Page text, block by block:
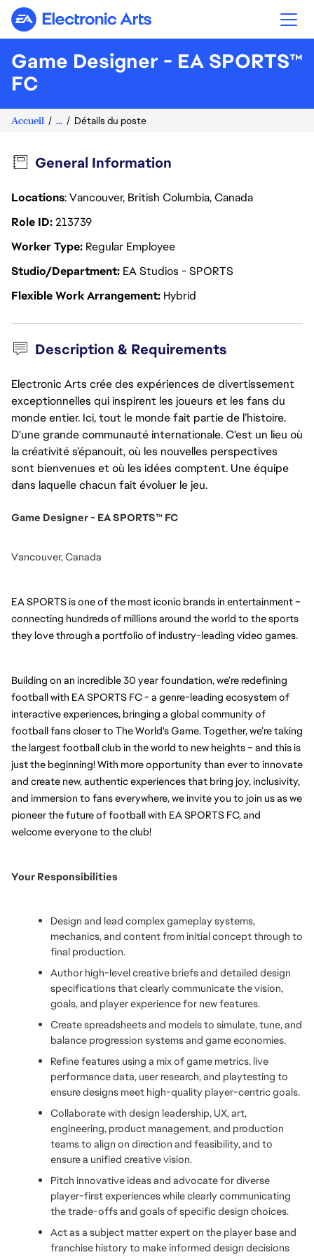
Electronic Arts
Game Designer - EA SPORTS™
FC
Accueil ... Détails du poste
General Information
Locations: Vancouver, British Columbia, Canada
Role ID213739
Worker Type Regular Employee
Studio/Department EA Studios - SPORTS
Flexible Work Arrangement Hybrid
Description & Requirements
Electronic Arts crée des expériences de divertissement
exceptionnelles qui inspirent les joueurs et les fans du
monde entier. Ici, tout le monde fait partie de l’histoire.
D'une grande communauté internationale. C'est un lieu où
la créativité s’épanouit, où les nouvelles perspectives
sont bienvenues et où les idées comptent. Une équipe
dans laquelle chacun fait évoluer le jeu.
Game Designer - EA SPORTS™ FC
Vancouver, Canada
EA SPORTS is one of the most iconic brands in entertainment –
connecting hundreds of millions around the world to the sports
they love through a portfolio of industry-leading video games.
Building on an incredible 30 year foundation, we’re redefining
football with EA SPORTS FC - a genre-leading ecosystem of
interactive experiences, bringing a global community of
football fans closer to The World's Game. Together, we’re taking
the largest football club in the world to new heights – and this is
just the beginning! With more opportunity than ever to innovate
and create new, authentic experiences that bring joy, inclusivity,
and immersion to fans everywhere, we invite you to join us as we
pioneer the future of football with EA SPORTS FC, and
welcome everyone to the club!
Your Responsibilities
Design and lead complex gameplay systems,
mechanics, and content from initial concept through to
final production.
Author high-level creative briefs and detailed design
specifications that clearly communicate the vision,
goals, and player experience for new features.
Create spreadsheets and models to simulate, tune, and
balance progression systems and game economies.
Refine features using a mix of game metrics, live
performance data, user research, and playtesting to
ensure designs meet high-quality player-centric goals.
Collaborate with design leadership, UX, art,
engineering, product management, and production
teams to align on direction and feasibility, and to
ensure a unified creative vision.
Pitch innovative ideas and advocate for diverse
player-first experiences while clearly communicating
the trade-offs and goals of specific design choices.
Act as a subject matter expert on the player base and
franchise history to make informed design decisions